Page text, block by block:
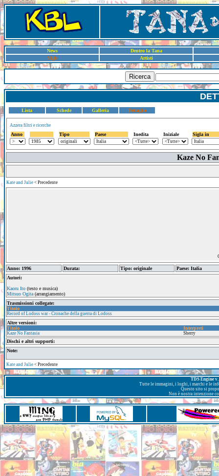
News
Dentro la Tana
Sigle
Artisti
Ricerca
Lista Schede Galleria Dettaglio
Azzera filtri e ricerche
Anno Tipo Paese Inedita Iniziale Sigla in
Kaze No
Kate and Julie < Precedente
Anno: 1996 Durata: Tipo: originale
Paese: Italia
Autori:
Kaoru Ito (testo e musica)
Mitsuo Ogita (arrangiamento)
Trasmissioni collegate:
Titolo
Record of Lodoss war - Cronache della guerra di Lodoss
Altre versioni:
Titolo
Interpreti
Kaze No Fantasia Sherry
Dischi e altri supporti:
Note:
Kate and Julie < Precedente
TDS Engine
Tutte le immagini, i loghi, i marchi e le
Questo sito si
Non è nostra intenzione